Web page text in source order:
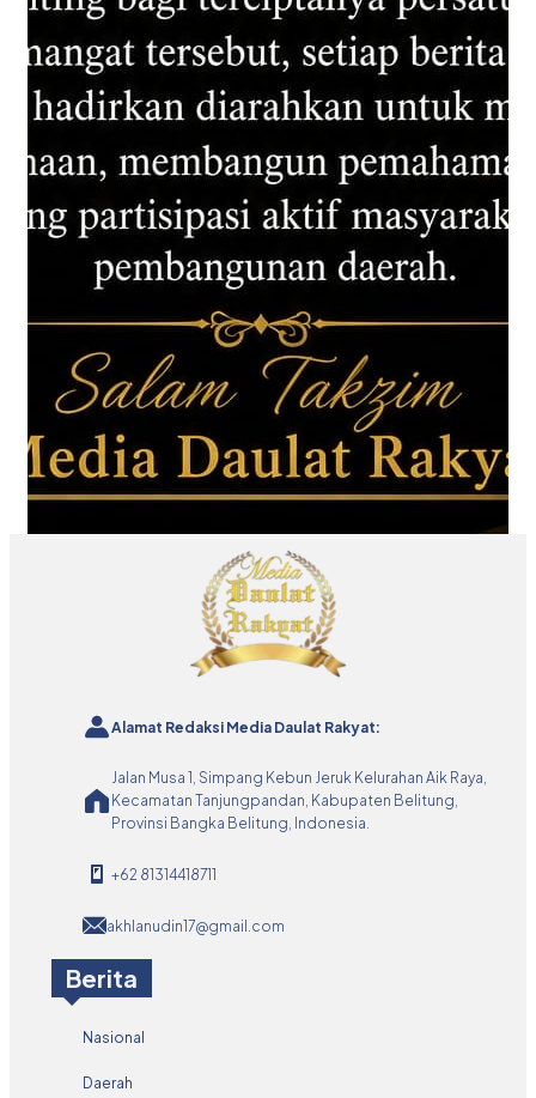
Alamat Redaksi Media Daulat Rakyat:
Jalan Musa 1, Simpang Kebun Jeruk Kelurahan Aik Raya,
Kecamatan Tanjungpandan, Kabupaten Belitung,
Provinsi Bangka Belitung, Indonesia.
+62 81314418711
akhlanudin17@gmail.com
Berita
Nasional
Daerah